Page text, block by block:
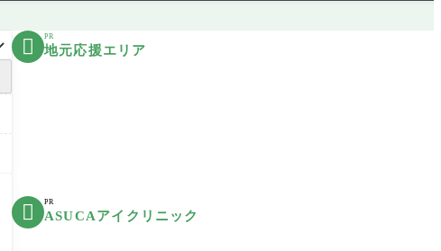
 PR
地元応援エリア
 PR
ASUCAアイクリニック